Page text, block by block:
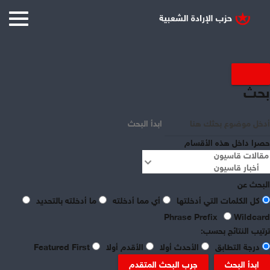
بحث
ابدأ البحث
حصرا داخل هذه الأقسام
البحث عن
كل الكلمات التي أدخلتها
أي مما أدخلته
ما أدخلته بالتحديد
Phrase Prefix
Wildcard
ترتيب النتائج بحسب:
درجة التطابق
الأحدث أولا الأقدم أولا
ابدأ البحث
جرب البحث المتقدم